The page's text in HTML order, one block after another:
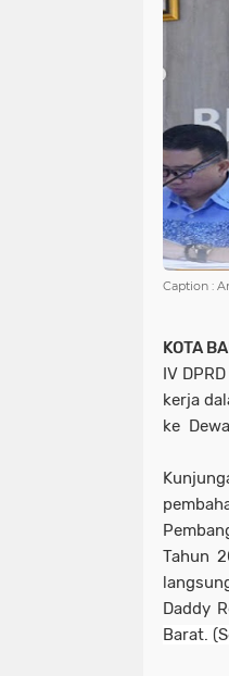
Caption :
KOTA
IV
kerja
ke
Tahun
Daddy
Barat.